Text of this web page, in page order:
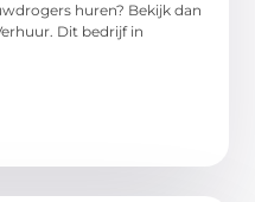
huren? Bekijk dan
Dit bedrijf in